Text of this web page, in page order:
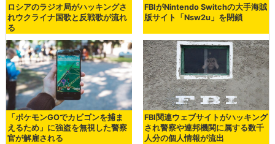
ロシアのラジオ局がハッキングさ
れウクライナ国歌と反戦歌が流れ
る
FBIがNintendo Switchの大手海賊
版サイト「Nsw2u」を閉鎖
「ポケモンGOでカビゴンを捕ま
えるため」に強盗を無視した警察
官が解雇される
FBI関連ウェブサイトがハッキング
され警察や連邦機関に属する数千
人分の個人情報が流出